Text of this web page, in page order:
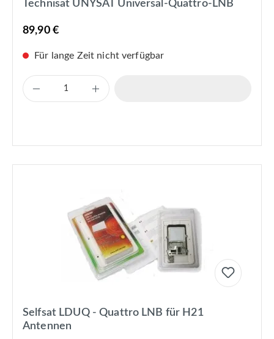
Technisat UNYSAT Universal-Quattro-LNB
89,90 €
Für lange Zeit nicht verfügbar
Selfsat LDUQ - Quattro LNB für H21
Antennen